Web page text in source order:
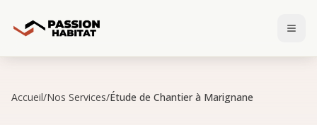
Accueil/Nos Services/Étude de Chantier à Marignane